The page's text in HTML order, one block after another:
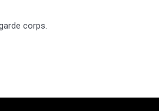
corps.